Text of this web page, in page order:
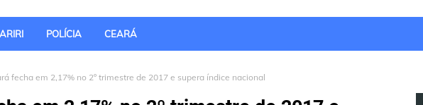
POLÍCIA CEARÁ
fecha em 2,17% no 2º trimestre de 2017 e supera índice nacional